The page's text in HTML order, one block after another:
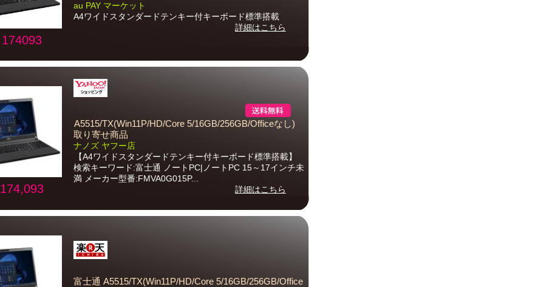
au PAY マーケット
A4ワイドスタンダードテンキー付キーボード標準搭載
詳細はこちら
A5515/TX(Win11P/HD/Core 5/16GB/256GB/Officeなし)
取り寄せ商品
ナノズ ヤフー店
【A4ワイドスタンダードテンキー付キーボード標準搭載】
検索キーワード:富士通 ノートPC|ノートPC 15～17インチ未
満 メーカー型番:FMVA0G015P...
詳細はこちら
富士通 A5515/TX(Win11P/HD/Core 5/16GB/256GB/Office